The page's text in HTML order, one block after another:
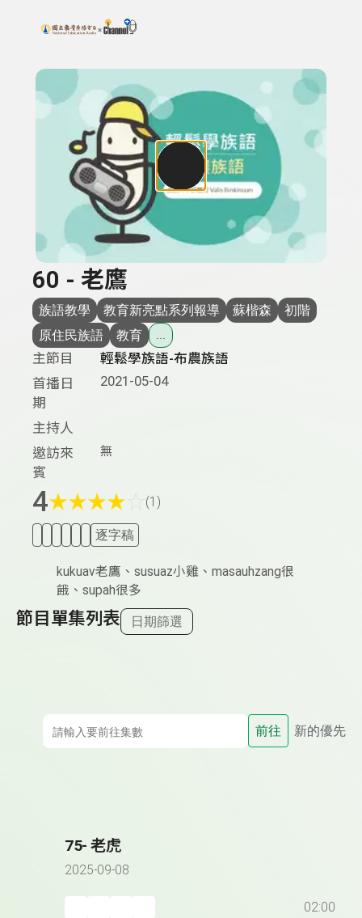
上方功能區塊
搜尋關鍵字：可輸入節目名稱、主持人或關鍵字
60 - 老鷹
族語教學 教育新亮點系列報導 蘇楷森
初階
原住民族語
教育 ...
主節目
輕鬆學族語-布農族語
首播日
期
2021-05-04
主持人
邀訪來
賓
無
4★★★★ (1)
逐字稿
kukuav老鷹、susuaz小雞、masauhzang很
餓、supah很多
節目單集列表 日期篩選
前往 新的優先
75- 老虎
2025-09-08
02:00